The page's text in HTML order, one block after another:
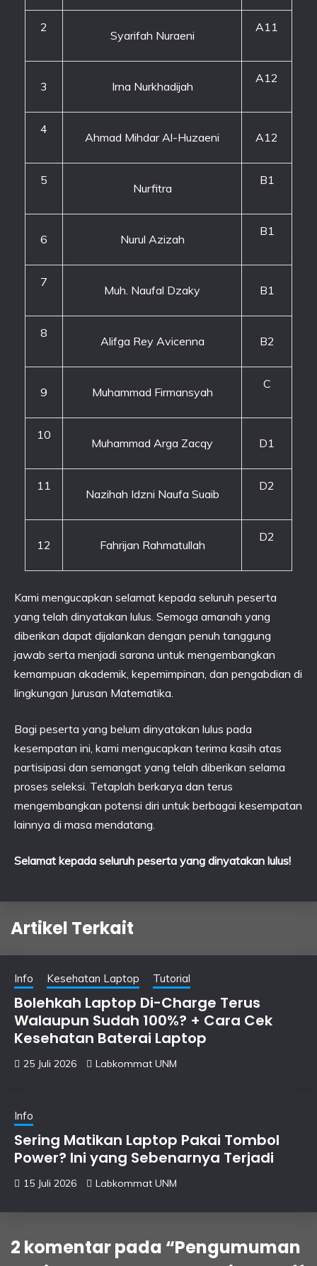
2
Syarifah Nuraeni
A11
3 Irna Nurkhadijah
A12
4
Ahmad Mihdar Al-Huzaeni A12
5
Nurfitra
B1
6 Nurul Azizah
B1
7
Muh. Naufal Dzaky B1
8
Alifga Rey Avicenna B2
9 Muhammad Firmansyah
C
10
Muhammad Arga Zacqy D1
11
Nazihah Idzni Naufa Suaib
D2
12 Fahrijan Rahmatullah
D2
Kami mengucapkan selamat kepada seluruh peserta
yang telah dinyatakan lulus. Semoga amanah yang
diberikan dapat dijalankan dengan penuh tanggung
jawab serta menjadi sarana untuk mengembangkan
kemampuan akademik, kepemimpinan, dan pengabdian di
lingkungan Jurusan Matematika.
Bagi peserta yang belum dinyatakan lulus pada
kesempatan ini, kami mengucapkan terima kasih atas
partisipasi dan semangat yang telah diberikan selama
proses seleksi. Tetaplah berkarya dan terus
mengembangkan potensi diri untuk berbagai kesempatan
lainnya di masa mendatang.
Selamat kepada seluruh peserta yang dinyatakan lulus!
Artikel Terkait
Info Kesehatan Laptop Tutorial
Bolehkah Laptop Di-Charge Terus
Walaupun Sudah 100%? + Cara Cek
Kesehatan Baterai Laptop
25 Juli 2026 Labkommat UNM
Info
Sering Matikan Laptop Pakai Tombol
Power? Ini yang Sebenarnya Terjadi
15 Juli 2026 Labkommat UNM
2 komentar pada “Pengumuman